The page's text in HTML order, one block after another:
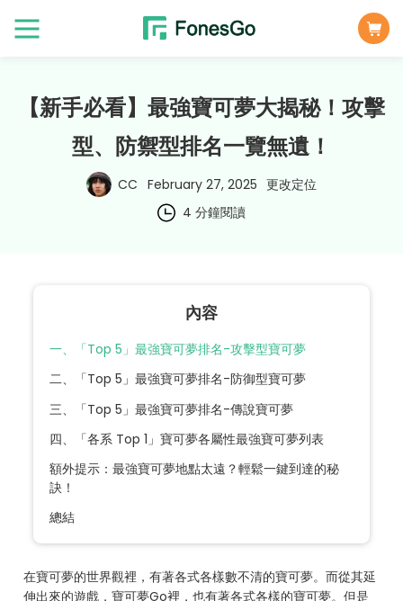
【新手必看】最強寶可夢大揭秘！攻擊
型、防禦型排名一覽無遺！
CC February 27, 2025 更改定位
4 分鐘閱讀
內容
一、「Top 5」最強寶可夢排名-攻擊型寶可夢
二、「Top 5」最強寶可夢排名-防御型寶可夢
三、「Top 5」最強寶可夢排名-傳說寶可夢
四、「各系 Top 1」寶可夢各屬性最強寶可夢列表
額外提示：最強寶可夢地點太遠？輕鬆一鍵到達的秘
訣！
總結
在寶可夢的世界觀裡，有著各式各樣數不清的寶可夢。而從其延
伸出來的遊戲，寶可夢Go裡，也有著各式各樣的寶可夢。但是